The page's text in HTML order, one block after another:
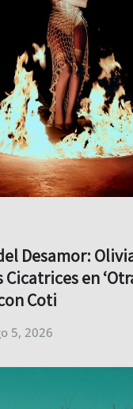
Desamor:
en
Coti
5, 2026